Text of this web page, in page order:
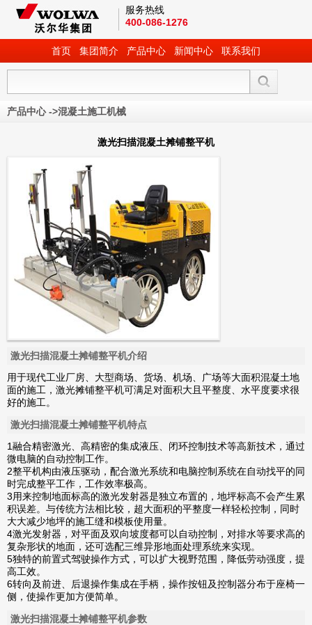
服务热线
400-086-1276
首页 集团简介 产品中心 新闻中心 联系我们
产品中心->混凝土施工机械
激光扫描混凝土摊铺整平机
激光扫描混凝土摊铺整平机介绍
用于现代工业厂房、大型商场、货场、机场、广场等大面积混凝土地
面的施工，激光摊铺整平机可满足对面积大且平整度、水平度要求很
好的施工。
激光扫描混凝土摊铺整平机特点
1融合精密激光、高精密的集成液压、闭环控制技术等高新技术，通过
微电脑的自动控制工作。
2整平机构由液压驱动，配合激光系统和电脑控制系统在自动找平的同
时完成整平工作，工作效率极高。
3用来控制地面标高的激光发射器是独立布置的，地坪标高不会产生累
积误差。与传统方法相比较，超大面积的平整度一样轻松控制，同时
大大减少地坪的施工缝和模板使用量。
4激光发射器，对平面及双向坡度都可以自动控制，对排水等要求高的
复杂形状的地面，还可选配三维异形地面处理系统来实现。
5独特的前置式驾驶操作方式，可以扩大视野范围，降低劳动强度，提
高工效。
6转向及前进、后退操作集成在手柄，操作按钮及控制器分布于座椅一
侧，使操作更加方便简单。
激光扫描混凝土摊铺整平机参数